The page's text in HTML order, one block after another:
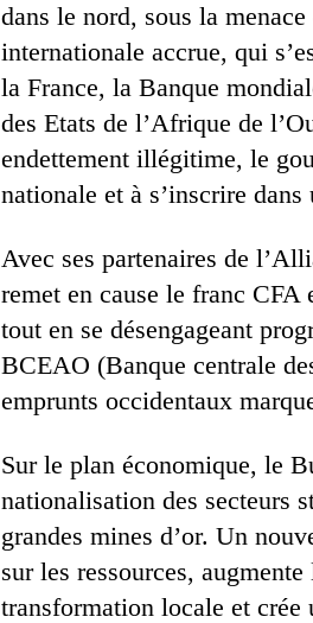
dans le nord, sous la
internationale accrue, qui
la France, la Banque
des Etats de l’Afrique de
endettement illégitime, le
nationale et à s’inscrire
Avec ses partenaires de
remet en cause le franc CFA
tout en se désengageant
BCEAO (Banque centrale
emprunts occidentaux
Sur le plan économique, le
nationalisation des secteurs
grandes mines d’or. Un
sur les ressources,
transformation locale et crée